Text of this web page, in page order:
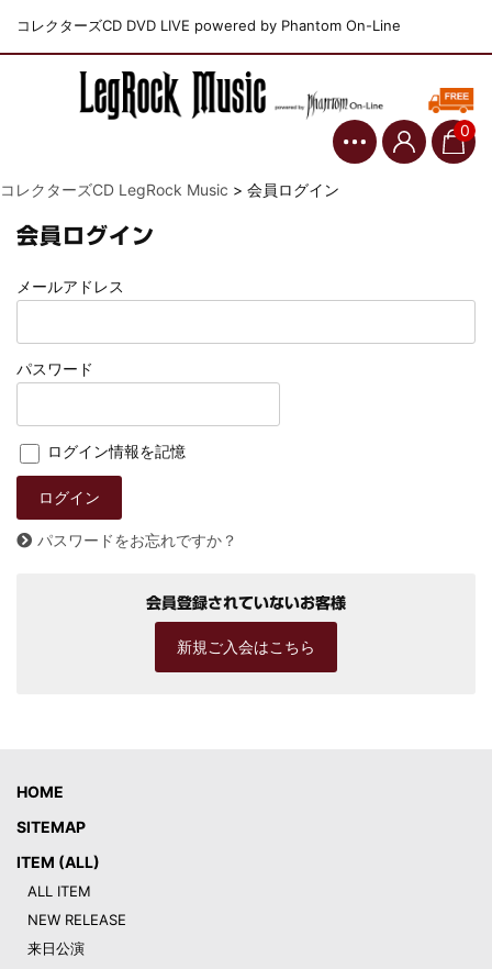
コレクターズCD DVD LIVE powered by Phantom On-Line
0
コレクターズCD LegRock Music > 会員ログイン
会員ログイン
メールアドレス
パスワード
ログイン情報を記憶
パスワードをお忘れですか？
会員登録されていないお客様
新規ご入会はこちら
HOME
SITEMAP
ITEM (ALL)
ALL ITEM
NEW RELEASE
来日公演